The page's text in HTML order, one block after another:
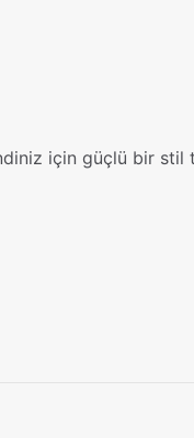
için güçlü bir stil